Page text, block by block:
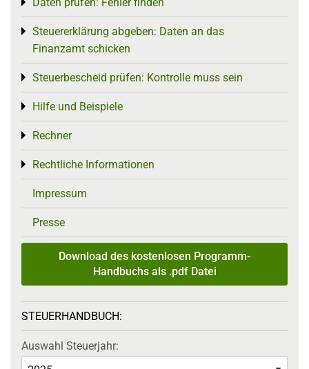
Toggle menu
Steuererklärung abgeben: Daten an das
Finanzamt schicken
Toggle menu
Steuerbescheid prüfen: Kontrolle muss sein
Toggle menu
Hilfe und Beispiele
Toggle menu
Rechner
Toggle menu
Rechtliche Informationen
Toggle menu
Impressum
Presse
Download des kostenlosen Programm-
Handbuchs als .pdf Datei
STEUERHANDBUCH:
Auswahl Steuerjahr: